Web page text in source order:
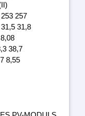
257
31,8
38,7
8,55